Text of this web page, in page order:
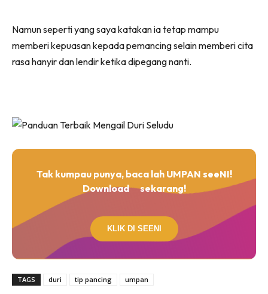
Namun seperti yang saya katakan ia tetap mampu
memberi kepuasan kepada pemancing selain memberi cita
rasa hanyir dan lendir ketika dipegang nanti.
Tak kumpau punya, baca lah UMPAN seeNI!
Download
sekarang!
KLIK DI SEENI
TAGS duri tip pancing umpan